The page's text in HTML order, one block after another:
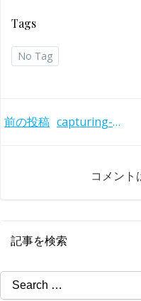
Tags
No Tag
Post
前の投稿 capturing-the-human-heart-227847-unsplash
コメント
記事を検索
Search
for: